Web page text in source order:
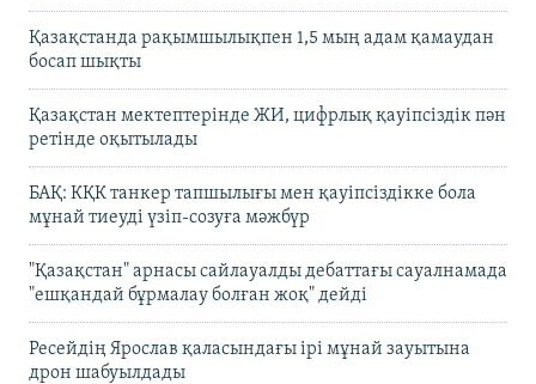
Қазақстанда рақымшылықпен 1,5 мың адам қамаудан
босап шықты
Қазақстан мектептерінде ЖИ, цифрлық қауіпсіздік пән
ретінде оқытылады
БАҚ: КҚК танкер тапшылығы мен қауіпсіздікке бола
мұнай тиеуді үзіп-созуға мәжбүр
"Қазақстан" арнасы сайлауалды дебаттағы сауалнамада
"ешқандай бұрмалау болған жоқ" дейді
Ресейдің Ярослав қаласындағы ірі мұнай зауытына
дрон шабуылдады